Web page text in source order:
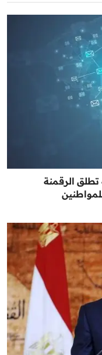
تطلق الرقمنة